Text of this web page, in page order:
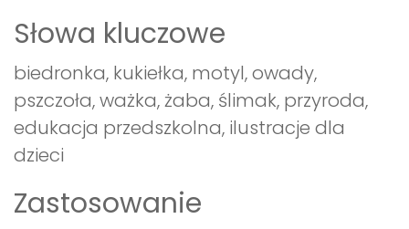
Słowa kluczowe
biedronka, kukiełka, motyl, owady,
pszczoła, ważka, żaba, ślimak, przyroda,
edukacja przedszkolna, ilustracje dla
dzieci
Zastosowanie